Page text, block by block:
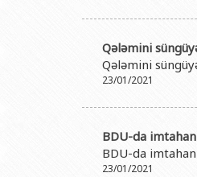
Qələmini
Qələmini
23/01/2021
BDU-da
BDU-da
23/01/2021